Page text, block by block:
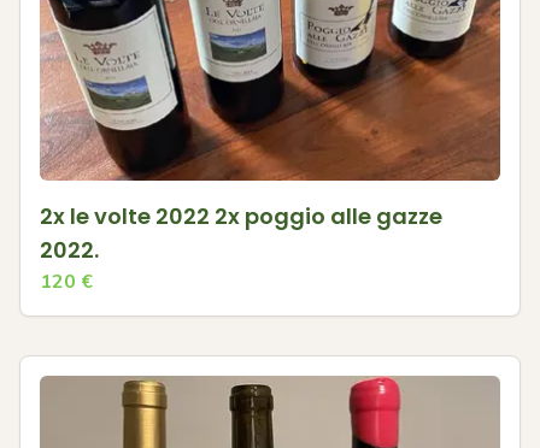
2x le volte 2022 2x poggio alle gazze
2022.
120 €